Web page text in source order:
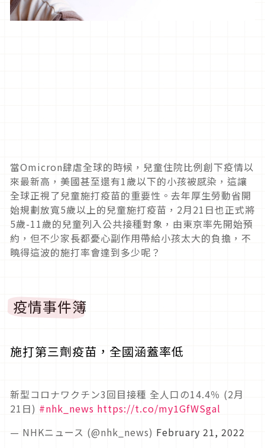
當Omicron肆虐全球的時候，兒童住院比例創下疫情以
來最新高，美國甚至還有1歲以下的小孩被感染，這讓
全球正視了兒童施打疫苗的重要性。去年厚生勞動省開
始規劃放寬5歲以上的兒童施打疫苗， 2月21日也正式將
5歲-11歲的兒童列入公共接種對象，由東京率先開始預
約，但不少家長都憂心副作用帶給小孩太大的負擔，不
曉得這波的施打率會達到多少呢？
疫情事件簿
施打第三劑疫苗，全國涵蓋率低
新型コロナワクチン3回目接種 全人口の14.4％ (2月
21日) #nhk_news https://t.co/my1GfWSgal
— NHKニュース (@nhk_news) February 21, 2022